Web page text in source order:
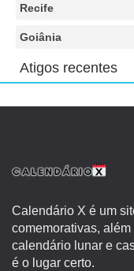
Recife
Goiânia
Atigos recentes
Calendário X é um
comemorativas,
calendário lunar e
é o lugar certo.